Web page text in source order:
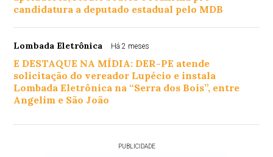
candidatura a deputado estadual pelo MDB
Lombada Eletrônica Há 2 meses
E DESTAQUE NA MÍDIA: DER-PE atende
solicitação do vereador Lupécio e instala
Lombada Eletrônica na “Serra dos Bois”, entre
Angelim e São João
PUBLICIDADE